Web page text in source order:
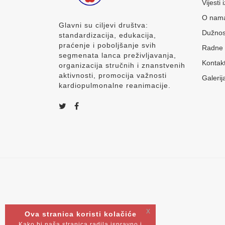
Glavni su ciljevi društva:
standardizacija, edukacija,
praćenje i poboljšanje svih
segmenata lanca preživljavanja,
organizacija stručnih i znanstvenih
aktivnosti, promocija važnosti
kardiopulmonalne reanimacije.
Vijesti
O
Radne
Ova stranica koristi kolačiće x